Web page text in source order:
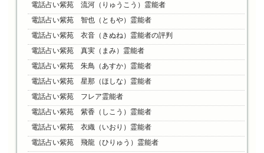
電話占い紫苑 流河（りゅうこう）霊能者
電話占い紫苑 智也（ともや）霊能者
電話占い紫苑 衣音（きぬね）霊能者の評判
電話占い紫苑 真実（まみ）霊能者
電話占い紫苑 朱鳥（あすか）霊能者
電話占い紫苑 星那（ほしな）霊能者
電話占い紫苑 フレア霊能者
電話占い紫苑 紫香（しこう）霊能者
電話占い紫苑 衣織（いおり）霊能者
電話占い紫苑 飛龍（ひりゅう）霊能者